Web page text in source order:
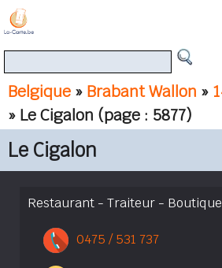
Belgique » Brabant Wallon »
» Le Cigalon (page : 5877)
Le Cigalon
Restaurant - Traiteur -
0475 / 531 737